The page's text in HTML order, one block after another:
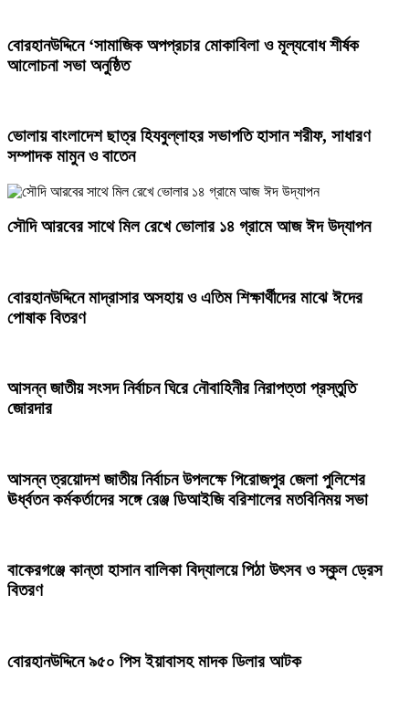
‎বোরহানউদ্দিনে ‘সামাজিক অপপ্রচার মোকাবিলা ও মূল্যবোধ শীর্ষক
আলোচনা সভা অনুষ্ঠিত
ভোলায় বাংলাদেশ ছাত্র হিযবুল্লাহর ​সভাপতি হাসান শরীফ, সাধারণ
সম্পাদক মামুন ও বাতেন
সৌদি আরবের সাথে মিল রেখে ভোলার ১৪ গ্রামে আজ ঈদ উদ্‌যাপন
বোরহানউদ্দিনে মাদ্রাসার অসহায় ও এতিম শিক্ষার্থীদের মাঝে ঈদের
পোষাক বিতরণ
আসন্ন জাতীয় সংসদ নির্বাচন ঘিরে নৌবাহিনীর নিরাপত্তা প্রস্তুতি
জোরদার
আসন্ন ত্রয়োদশ জাতীয় নির্বাচন উপলক্ষে পিরোজপুর জেলা পুলিশের
ঊর্ধ্বতন কর্মকর্তাদের সঙ্গে রেঞ্জ ডিআইজি বরিশালের মতবিনিময় সভা
বাকেরগঞ্জে কান্তা হাসান বালিকা বিদ্যালয়ে পিঠা উৎসব ও স্কুল ড্রেস
বিতরণ
বোরহানউদ্দিনে ৯৫০ পিস ইয়াবাসহ মাদক ডিলার আটক